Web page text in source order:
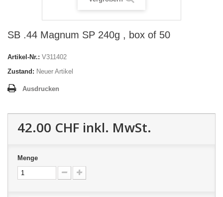
SB .44 Magnum SP 240g , box of 50
Artikel-Nr.: V311402
Zustand: Neuer Artikel
Ausdrucken
42.00 CHF inkl. MwSt.
Menge